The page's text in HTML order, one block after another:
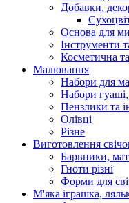
Добавки,
Основа для
Інструменти
Косметична
Малювання
Набори для
Набори
Пензлики та
Олівці
Різне
Виготовлення
Барвники,
Гноти різні
Форми для
М'яка іграшка,